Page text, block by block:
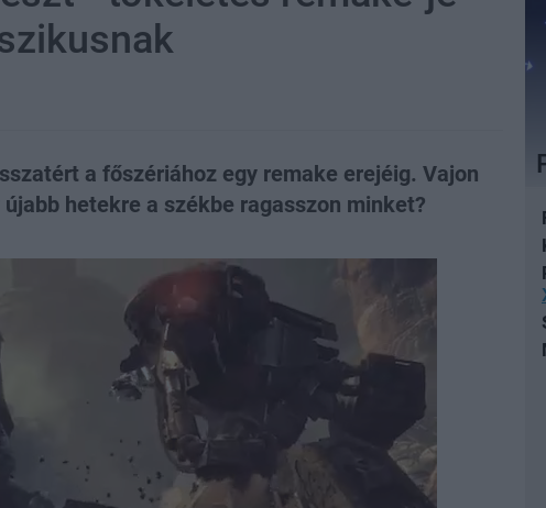
a főszériához egy remake erejéig. Vajon
hetekre a székbe ragasszon minket?